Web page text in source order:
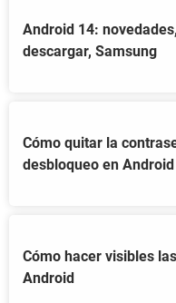
Android 14:
descargar, Samsung
Cómo quitar la
desbloqueo en Android
Cómo hacer visibles
Android